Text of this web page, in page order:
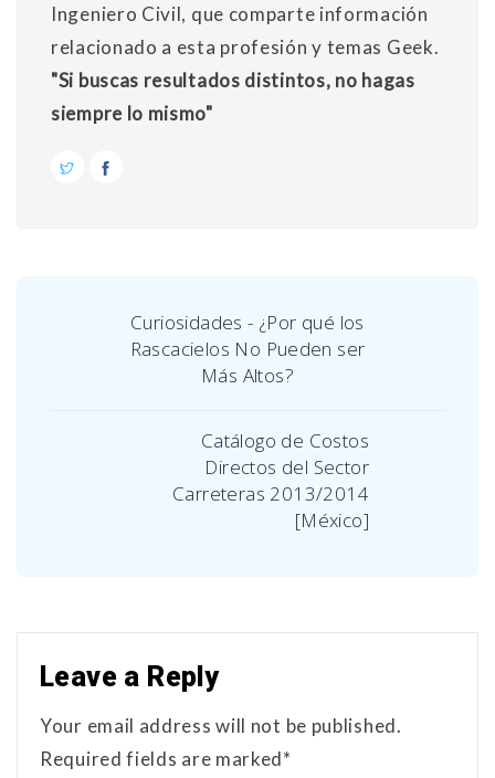
Ingeniero Civil, que comparte información
relacionado a esta profesión y temas Geek.
"Si buscas resultados distintos, no hagas
siempre lo mismo"
Curiosidades - ¿Por qué los
Rascacielos No Pueden ser
Más Altos?
Catálogo de Costos
Directos del Sector
Carreteras 2013/2014
[México]
Leave a Reply
Your email address will not be published.
Required fields are marked*